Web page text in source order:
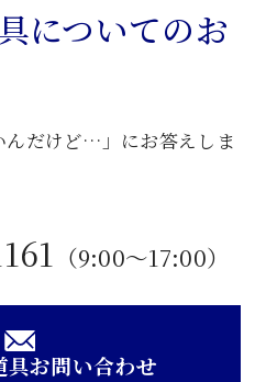
についてのお
んだけど…」にお答えしま
（9:00〜17:00）
具お問い合わせ